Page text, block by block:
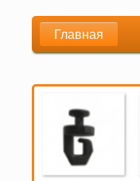
Главная